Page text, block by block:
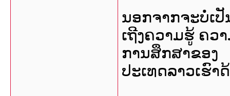
ນອກຈາກຈະບໍ່ເ
ເຖີງຄວາມຮູ້ ຄວ
ການສຶກສາຂອງ
ປະເທດລາວເຮົາ